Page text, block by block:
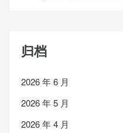
归档
2026 年 6 月
2026 年 5 月
2026 年 4 月